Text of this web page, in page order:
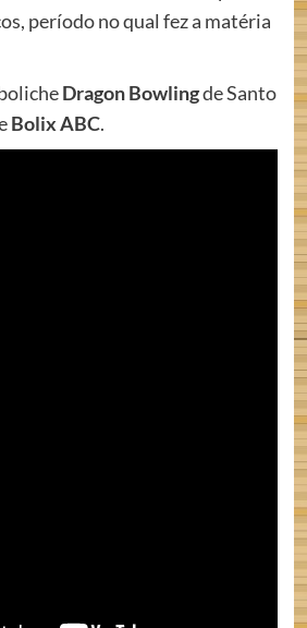
período no qual fez a matéria
Dragon Bowlingde Santo
Bolix ABC.